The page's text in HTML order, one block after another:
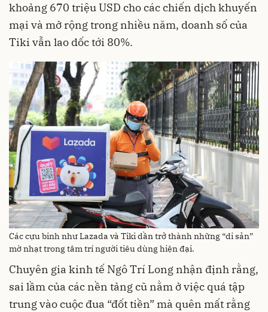
khoảng 670 triệu USD cho các chiến dịch khuyến
mại và mở rộng trong nhiều năm, doanh số của
Tiki vẫn lao dốc tới 80%.
Các cựu binh như Lazada và Tiki dần trở thành những “di sản”
mờ nhạt trong tâm trí người tiêu dùng hiện đại.
Chuyên gia kinh tế Ngô Trí Long nhận định rằng,
sai lầm của các nền tảng cũ nằm ở việc quá tập
trung vào cuộc đua “đốt tiền” mà quên mất rằng